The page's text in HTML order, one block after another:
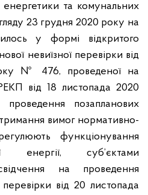
та комунальних
23 грудня 2020 року на
у формі відкритого
невиїзної перевірки від
№ 476, проведеної на
від 18 листопада 2020
позапланових
вимог нормативно-
функціонування
енергії, суб’єктами
на проведення
перевірки від 20 листопада